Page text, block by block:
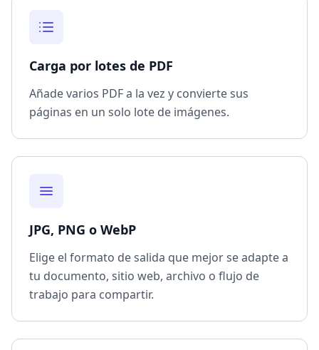
Carga por lotes de PDF
Añade varios PDF a la vez y convierte sus
páginas en un solo lote de imágenes.
JPG, PNG o WebP
Elige el formato de salida que mejor se adapte a
tu documento, sitio web, archivo o flujo de
trabajo para compartir.